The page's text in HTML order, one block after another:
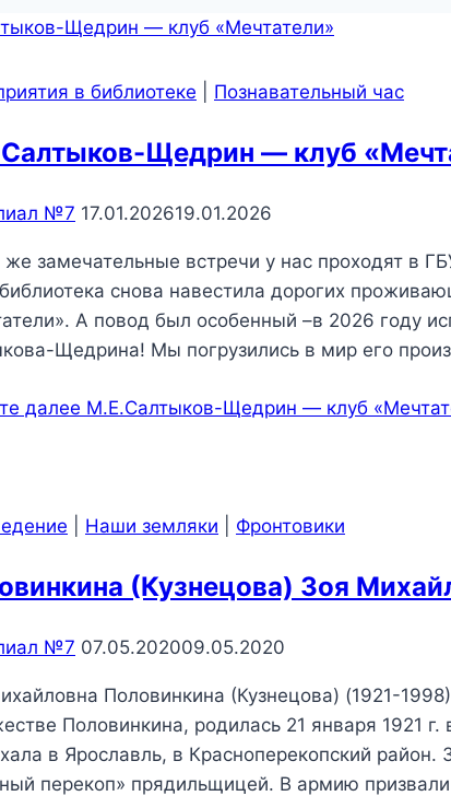
в библиотеке Познавательный час
Щедрин — клуб
№7 17.01.202619.01.2026
же замечательные встречи у нас проходят в
снова навестила дорогих
А повод был особенный –в 2026 году
Щедрина! Мы погрузились в мир его
далее М.Е.Салтыков-Щедрин — клуб
Наши земляки Фронтовики
(Кузнецова) Зоя
№7 07.05.202009.05.2020
Половинкина (Кузнецова) (1921-
Половинкина, родилась 21 января 1921
в Ярославль, в Красноперекопский
перекоп» прядильщицей. В армию